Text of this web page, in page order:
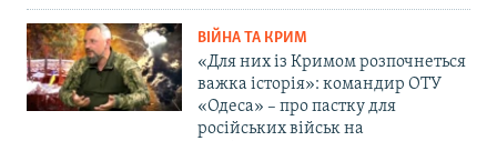
ВІЙНА ТА КРИМ
«Для них із Кримом розпочнеться
важка історія»: командир ОТУ
«Одеса» – про пастку для
російських військ на